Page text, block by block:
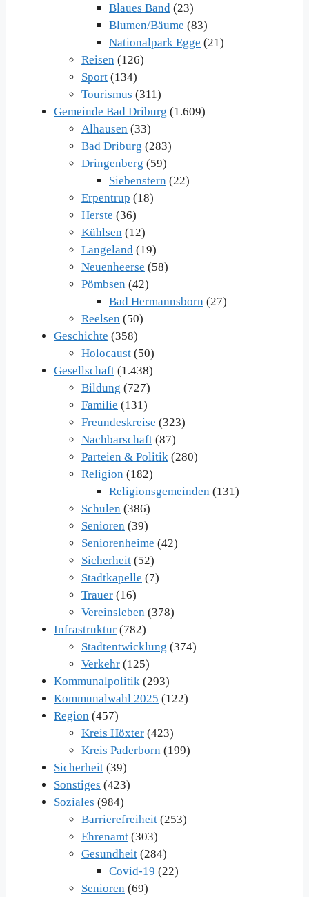
Blaues Band (23)
Blumen/Bäume (83)
Nationalpark Egge (21)
Reisen (126)
Sport (134)
Tourismus (311)
Gemeinde Bad Driburg (1.609)
Alhausen (33)
Bad Driburg (283)
Dringenberg (59)
Siebenstern (22)
Erpentrup (18)
Herste (36)
Kühlsen (12)
Langeland (19)
Neuenheerse (58)
Pömbsen (42)
Bad Hermannsborn (27)
Reelsen (50)
Geschichte (358)
Holocaust (50)
Gesellschaft (1.438)
Bildung (727)
Familie (131)
Freundeskreise (323)
Nachbarschaft (87)
Parteien & Politik (280)
Religion (182)
Religionsgemeinden (131)
Schulen (386)
Senioren (39)
Seniorenheime (42)
Sicherheit (52)
Stadtkapelle (7)
Trauer (16)
Vereinsleben (378)
Infrastruktur (782)
Stadtentwicklung (374)
Verkehr (125)
Kommunalpolitik (293)
Kommunalwahl 2025 (122)
Region (457)
Kreis Höxter (423)
Kreis Paderborn (199)
Sicherheit (39)
Sonstiges (423)
Soziales (984)
Barrierefreiheit (253)
Ehrenamt (303)
Gesundheit (284)
Covid-19 (22)
Senioren (69)